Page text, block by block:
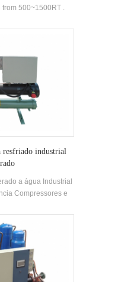
500~1500RT .
that once it’s
to think about it
cost.
resfriado industrial
a água Industrial
Compressores e
de resfriamento e